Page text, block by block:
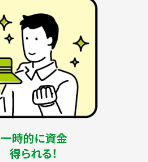
一時的に資金
得られる！